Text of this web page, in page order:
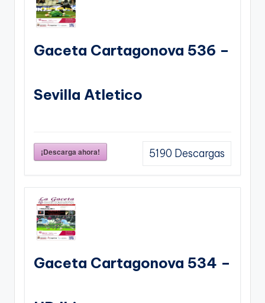
Gaceta Cartagonova 536 –
Sevilla Atletico
¡Descarga ahora! 5190 Descargas
Gaceta Cartagonova 534 –